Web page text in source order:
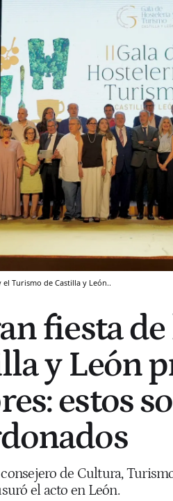
Turismo de Castilla y León..
fiesta
y León
estos
de Cultura,
el acto en León.